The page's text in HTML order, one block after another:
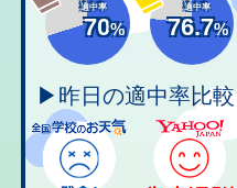
適中率
70%
適中率
76.7%
▶昨日の適中率比較